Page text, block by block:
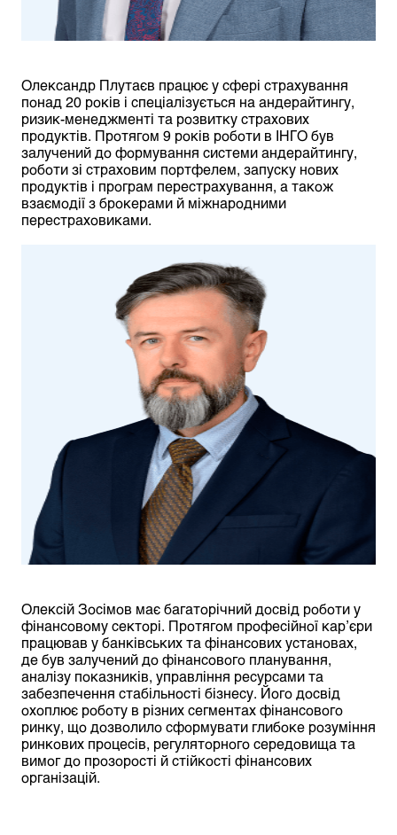
Олександр Плутаєв працює у сфері страхування
понад 20 років і спеціалізується на андерайтингу,
ризик-менеджменті та розвитку страхових
продуктів. Протягом 9 років роботи в ІНГО був
залучений до формування системи андерайтингу,
роботи зі страховим портфелем, запуску нових
продуктів і програм перестрахування, а також
взаємодії з брокерами й міжнародними
перестраховиками.
Олексій Зосімов має багаторічний досвід роботи у
фінансовому секторі. Протягом професійної кар’єри
працював у банківських та фінансових установах,
де був залучений до фінансового планування,
аналізу показників, управління ресурсами та
забезпечення стабільності бізнесу. Його досвід
охоплює роботу в різних сегментах фінансового
ринку, що дозволило сформувати глибоке розуміння
ринкових процесів, регуляторного середовища та
вимог до прозорості й стійкості фінансових
організацій.